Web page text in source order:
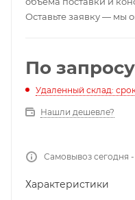
Оставьте заявку — мы
По запросу
Удаленный склад:
Нашли дешевле?
Самовывоз сегодня
Характеристики